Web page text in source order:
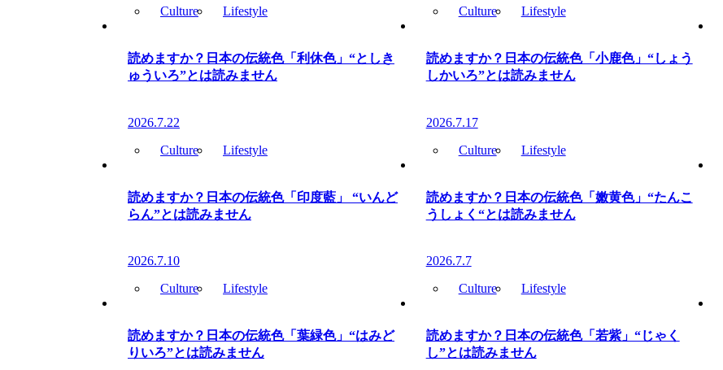
Culture
Lifestyle
Culture
Lifestyle
読めますか？日本の伝統色「利休色」“としき
ゅういろ”とは読みません
2026.7.22
Culture
Lifestyle
読めますか？日本の伝統色「小鹿色」“しょう
しかいろ”とは読みません
2026.7.17
Culture
Lifestyle
読めますか？日本の伝統色「印度藍」 “いんど
らん”とは読みません
2026.7.10
Culture
Lifestyle
読めますか？日本の伝統色「嫩黄色」“たんこ
うしょく“とは読みません
2026.7.7
Culture
Lifestyle
読めますか？日本の伝統色「葉緑色」“はみど
りいろ”とは読みません
読めますか？日本の伝統色「若紫」“じゃく
し”とは読みません